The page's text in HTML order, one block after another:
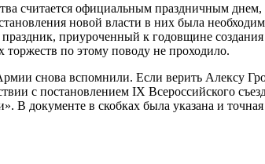
считается официальным праздничным
новой власти в них была
приуроченный к годовщине создания
по этому поводу не проходило.
снова вспомнили. Если верить Алексу
с постановлением IX Всероссийского
В документе в скобках была указана и